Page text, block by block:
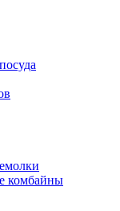
комбайны